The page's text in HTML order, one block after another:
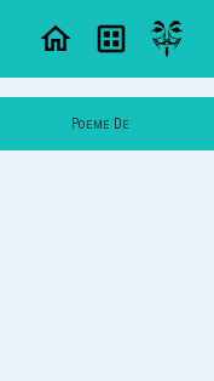
Poeme De